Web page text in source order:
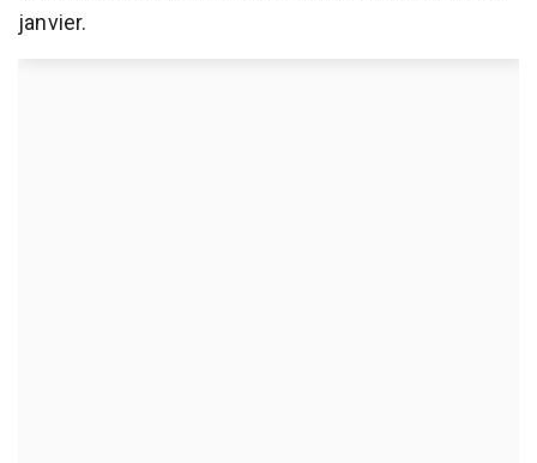
janvier.